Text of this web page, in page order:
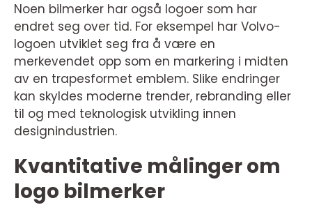
Noen bilmerker har også logoer som har
endret seg over tid. For eksempel har Volvo-
logoen utviklet seg fra å være en
merkevendet opp som en markering i midten
av en trapesformet emblem. Slike endringer
kan skyldes moderne trender, rebranding eller
til og med teknologisk utvikling innen
designindustrien.
Kvantitative målinger om
logo bilmerker